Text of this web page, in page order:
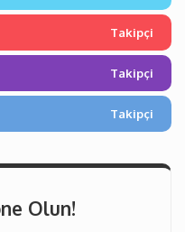
Takipçi
Takipçi
Takipçi
Olun!